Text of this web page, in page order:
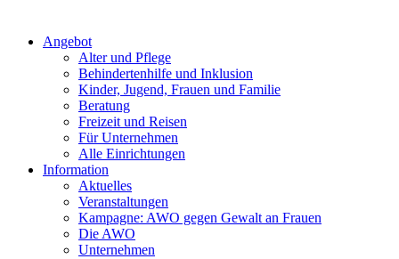
Angebot
Alter und Pflege
Behindertenhilfe und Inklusion
Kinder, Jugend, Frauen und Familie
Beratung
Freizeit und Reisen
Für Unternehmen
Alle Einrichtungen
Information
Aktuelles
Veranstaltungen
Kampagne: AWO gegen Gewalt an Frauen
Die AWO
Unternehmen